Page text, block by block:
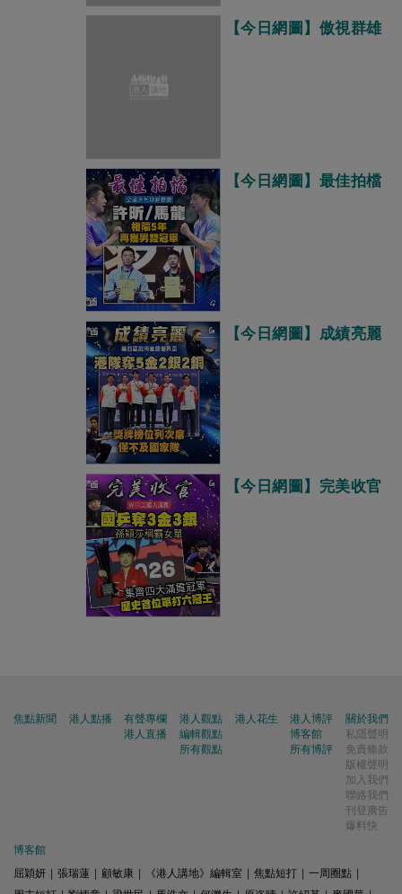
【今日網圖】傲視群雄
【今日網圖】最佳拍檔
【今日網圖】成績亮麗
【今日網圖】完美收官
焦點新聞 港人點播
有聲專欄
港人直播
港人觀點
編輯觀點
所有觀點
港人花生
港人博評
博客館
所有博評
關於我們
私隱聲明
免責條款
版權聲明
加入我們
聯絡我們
刊登廣告
爆料快
博客館
屈穎妍
張瑞蓮 顧敏康 《港人講地》編輯室 焦點短打 一周圈點